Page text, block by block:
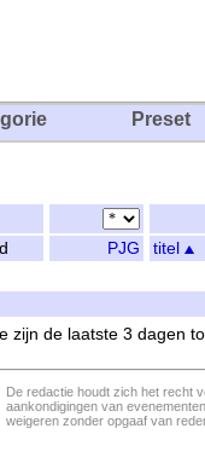
Preset
PJG titel
zijn de laatste 3 dagen
De redactie houdt zich het recht
aankondigingen van
weigeren zonder opgaaf van